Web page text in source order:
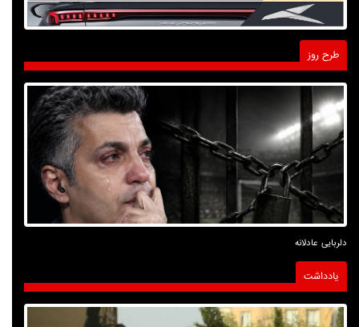
طرح روز
دلربایی عادلانه
یادداشت